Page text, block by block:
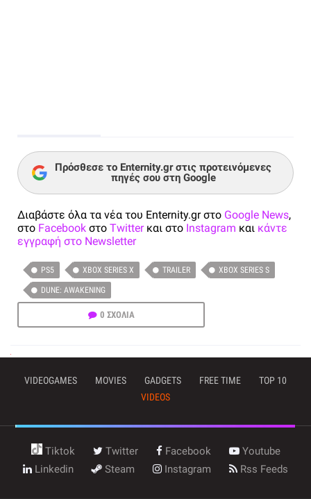
Πρόσθεσε το Enternity.gr στις προτεινόμενες
πηγές σου στη Google
Διαβάστε όλα τα νέα του Enternity.gr στο Google News,
στο Facebook στο Twitterκαι στο Instagram και κάντε
εγγραφή στο Newsletter
PS5 XBOX SERIES X TRAILER XBOX SERIES S
DUNE: AWAKENING
0 ΣΧΟΛΙΑ
VIDEOGAMES MOVIES GADGETS FREE TIME
TOP 10
VIDEOS
Tiktok Twitter Facebook
Youtube
Linkedin
Steam Instagram Rss Feeds